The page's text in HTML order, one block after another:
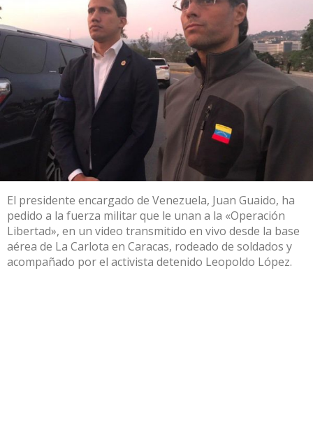
El presidente encargado de Venezuela, Juan Guaido, ha
pedido a la fuerza militar que le unan a la «Operación
Libertad», en un video transmitido en vivo desde la base
aérea de La Carlota en Caracas, rodeado de soldados y
acompañado por el activista detenido Leopoldo López.